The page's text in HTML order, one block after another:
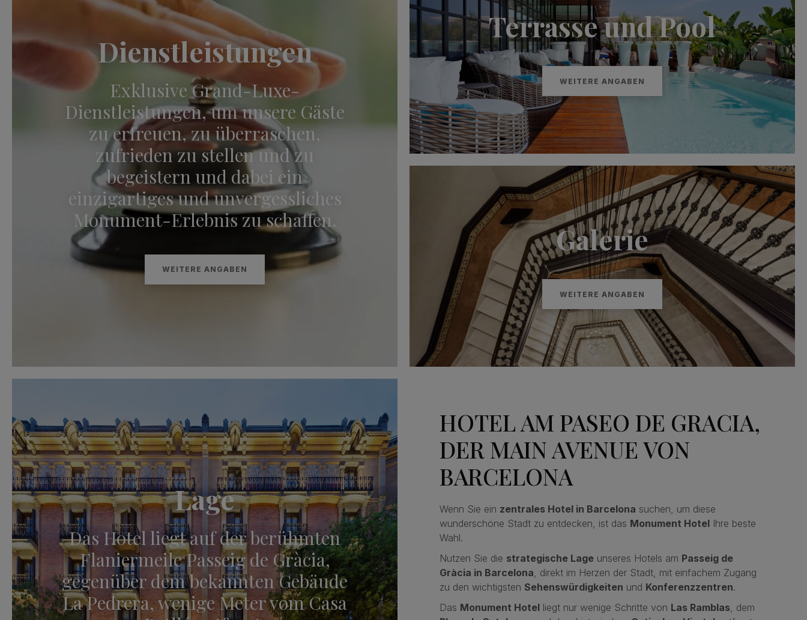
Dienstleistungen
Exklusive Grand-Luxe-
Dienstleistungen, um unsere Gäste
zu erfreuen, zu überraschen,
zufrieden zu stellen und zu
begeistern und dabei ein
einzigartiges und unvergessliches
Monument-Erlebnis zu schaffen.
WEITERE ANGABEN
Terrasse und Pool
WEITERE ANGABEN
Galerie
WEITERE ANGABEN
Lage
Das Hotel liegt auf der berühmten
Flaniermeile Passeig de Gràcia,
gegenüber dem bekannten Gebäude
La Pedrera, wenige Meter vom Casa
HOTEL AM PASEO DE GRACIA,
DER MAIN AVENUE VON
BARCELONA
Wenn Sie ein zentrales Hotel in Barcelona suchen, um diese
wunderschöne Stadt zu entdecken, ist das Monument Hotel Ihre beste
Wahl.
Nutzen Sie die strategische Lage unseres Hotels am Passeig de
Gràcia in Barcelona , direkt im Herzen der Stadt, mit einfachem Zugang
zu den wichtigsten Sehenswürdigkeiten und Konferenzzentren.
Das Monument Hotel liegt nur wenige Schritte von Las Ramblas , dem